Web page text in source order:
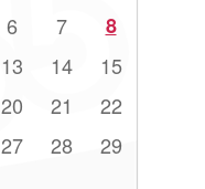
6 7 8
13 14 15
20 21 22
27 28 29